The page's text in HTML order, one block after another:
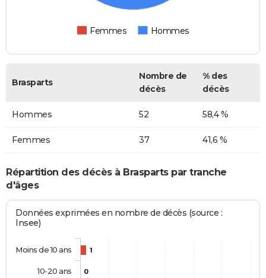
Femmes Hommes
Brasparts
Nombre de
décès
% des
décès
Hommes 52 58,4 %
Femmes 37 41,6 %
Répartition des décès à Brasparts par tranche
d'âges
Données exprimées en nombre de décès (source :
Insee)
1
0
Moins de 10 ans
10-20 ans